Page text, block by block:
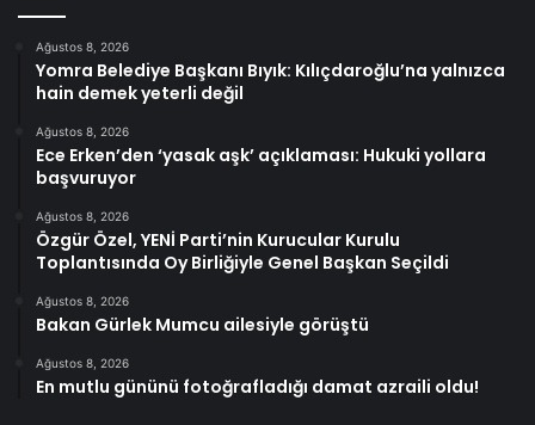
Ağustos 8, 2026
Yomra Belediye Başkanı Bıyık: Kılıçdaroğlu’na yalnızca
hain demek yeterli değil
Ağustos 8, 2026
Ece Erken’den ‘yasak aşk’ açıklaması: Hukuki yollara
başvuruyor
Ağustos 8, 2026
Özgür Özel, YENİ Parti’nin Kurucular Kurulu
Toplantısında Oy Birliğiyle Genel Başkan Seçildi
Ağustos 8, 2026
Bakan Gürlek Mumcu ailesiyle görüştü
Ağustos 8, 2026
En mutlu gününü fotoğrafladığı damat azraili oldu!